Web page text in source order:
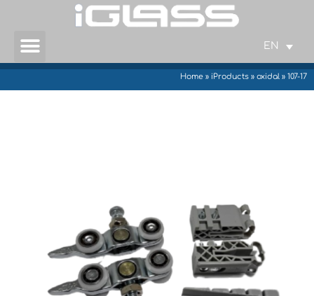
EN
Home » iProducts » oxidal » 107-17